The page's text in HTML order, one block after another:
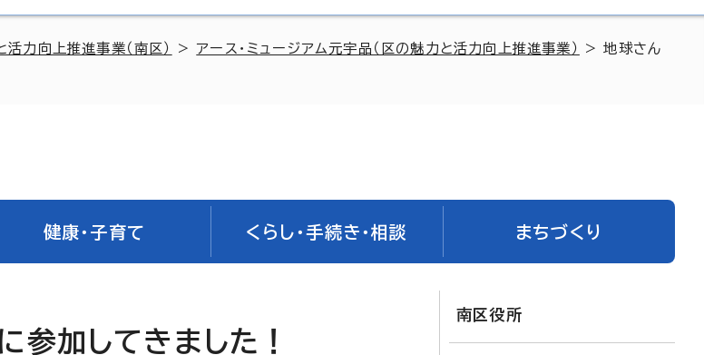
活力向上推進事業（南区） > アース・ミュージアム元宇品（区の魅力と活力向上推進事業）
> 地球さん
健康・子育て くらし・手続き・相談 まちづくり
参加してきました！
南区役所